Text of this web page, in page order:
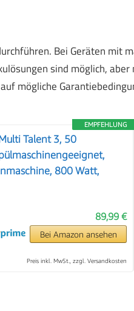
Bei Geräten mit
sind möglich, aber
mögliche
EMPFEHLUNG
Talent 3, 50
800 Watt,
89,99 €
Bei Amazon ansehen
Preis inkl. MwSt., zzgl. Versandkosten